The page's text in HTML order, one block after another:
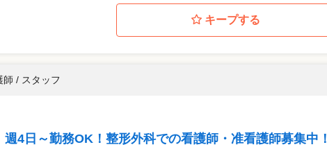
キープする
師 / スタッフ
4日～勤務OK！整形外科での看護師・准看護師募集中！